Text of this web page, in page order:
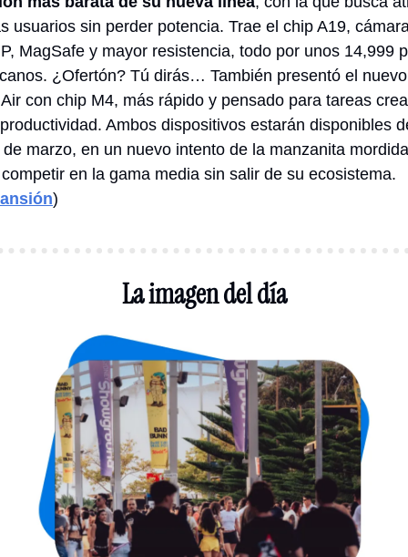
usuarios sin perder potencia. Trae el chip A19,
MagSafe y mayor resistencia, todo por unos 14,999
¿Ofertón? Tú dirás… También presentó el nuevo
con chip M4, más rápido y pensado para tareas
Ambos dispositivos estarán disponibles
de marzo, en un nuevo intento de la manzanita mordida
en la gama media sin salir de su ecosistema.
)
La imagen del día